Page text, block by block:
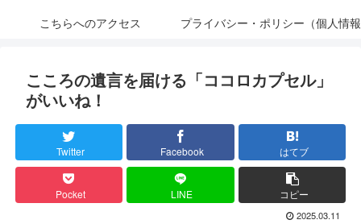
こちらへのアクセス
プライバシー・ポリシー（個人情報
こころの遺言を届ける「ココロカプセル」
がいいね！
Twitter Facebook はてブ
Pocket LINE コピー
2025.03.11